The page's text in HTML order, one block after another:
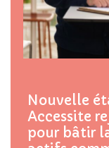
Nouvelle
Accessite
pour bâtir